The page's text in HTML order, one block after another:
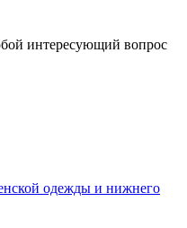
интересующий вопрос
одежды и нижнего